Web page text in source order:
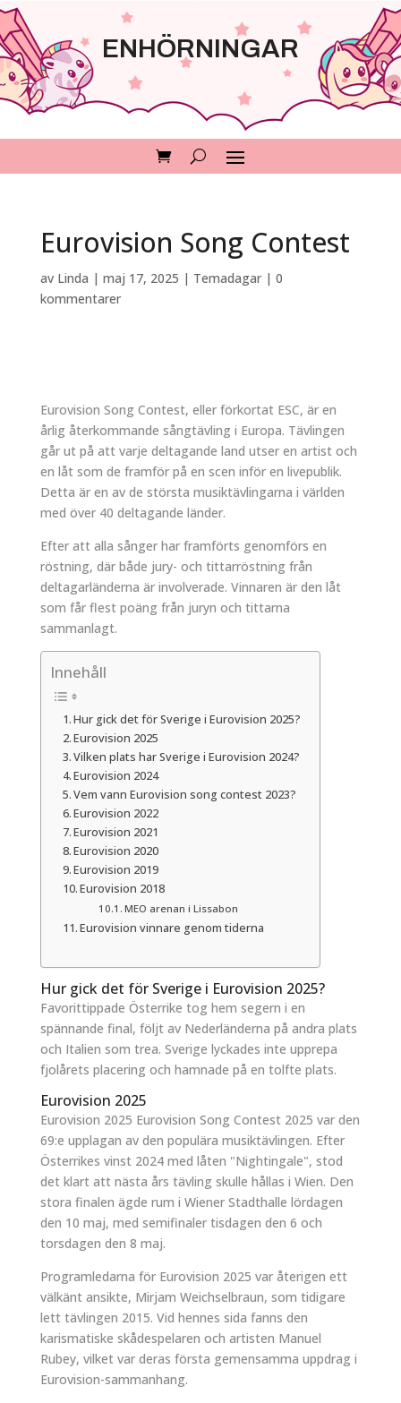
ENHÖRNINGAR
Eurovision Song Contest
av Linda | maj 17, 2025 | Temadagar| 0
kommentarer
Eurovision Song Contest, eller förkortat ESC, är en
årlig återkommande sångtävling i Europa. Tävlingen
går ut på att varje deltagande land utser en artist och
en låt som de framför på en scen inför en livepublik.
Detta är en av de största musiktävlingarna i världen
med över 40 deltagande länder.
Efter att alla sånger har framförts genomförs en
röstning, där både jury- och tittarröstning från
deltagarländerna är involverade. Vinnaren är den låt
som får flest poäng från juryn och tittarna
sammanlagt.
Innehåll
Hur gick det för Sverige i Eurovision 2025?
Eurovision 2025
Vilken plats har Sverige i Eurovision 2024?
Eurovision 2024
Vem vann Eurovision song contest 2023?
Eurovision 2022
Eurovision 2021
Eurovision 2020
Eurovision 2019
Eurovision 2018
MEO arenan i Lissabon
Eurovision vinnare genom tiderna
Hur gick det för Sverige i Eurovision 2025?
Favorittippade Österrike tog hem segern i en
spännande final, följt av Nederländerna på andra plats
och Italien som trea. Sverige lyckades inte upprepa
fjolårets placering och hamnade på en tolfte plats.
Eurovision 2025
Eurovision 2025 Eurovision Song Contest 2025 var den
69:e upplagan av den populära musiktävlingen. Efter
Österrikes vinst 2024 med låten "Nightingale", stod
det klart att nästa års tävling skulle hållas i Wien. Den
stora finalen ägde rum i Wiener Stadthalle lördagen
den 10 maj, med semifinaler tisdagen den 6 och
torsdagen den 8 maj.
Programledarna för Eurovision 2025 var återigen ett
välkänt ansikte, Mirjam Weichselbraun, som tidigare
lett tävlingen 2015. Vid hennes sida fanns den
karismatiske skådespelaren och artisten Manuel
Rubey, vilket var deras första gemensamma uppdrag i
Eurovision-sammanhang.